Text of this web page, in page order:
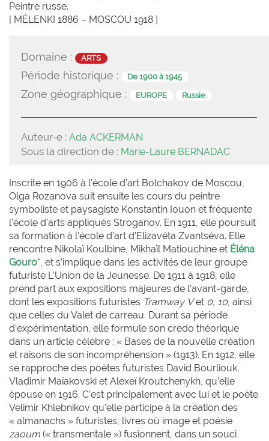
Peintre russe.
[ MÉLENKI 1886 – MOSCOU 1918 ]
Domaine : ARTS
Période historique : De 1900 à 1945
Zone géographique : EUROPE Russie
Auteur-e : Ada ACKERMAN
Sous la direction de : Marie-Laure BERNADAC
Inscrite en 1906 à l’école d’art Bolchakov de Moscou,
Olga Rozanova suit ensuite les cours du peintre
symboliste et paysagiste Konstantin Iouon et fréquente
l’école d’arts appliqués Stroganov. En 1911, elle poursuit
sa formation à l’école d’art d’Elizavéta Zvantséva. Elle
rencontre Nikolaï Koulbine, Mikhaïl Matiouchine et Éléna
Gouro*, et s’implique dans les activités de leur groupe
futuriste L’Union de la Jeunesse. De 1911 à 1918, elle
prend part aux expositions majeures de l’avant-garde,
dont les expositions futuristes Tramway Vet 0, 10, ainsi
que celles du Valet de carreau. Durant sa période
d’expérimentation, elle formule son credo théorique
dans un article célèbre : « Bases de la nouvelle création
et raisons de son incompréhension » (1913). En 1912, elle
se rapproche des poètes futuristes David Bourliouk,
Vladimir Maïakovski et Alexeï Kroutchenykh, qu’elle
épouse en 1916. C’est principalement avec lui et le poète
Velimir Khlebnikov qu’elle participe à la création des
« almanachs » futuristes, livres où image et poésie
zaoum (« transmentale ») fusionnent, dans un souci